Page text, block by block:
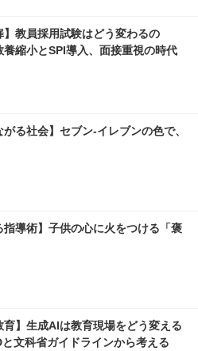
】教員採用試験はどう変わるの
縮小とSPI導入、面接重視の時代
がる社会】セブン‐イレブンの色で、
指導術】子供の心に火をつける「褒
育】生成AIは教育現場をどう変える
文科省ガイドラインから考える